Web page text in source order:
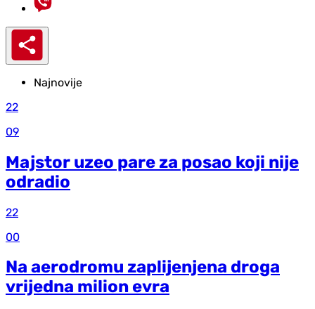
Najnovije
22
09
Majstor uzeo pare za posao koji nije
odradio
22
00
Na aerodromu zaplijenjena droga
vrijedna milion evra